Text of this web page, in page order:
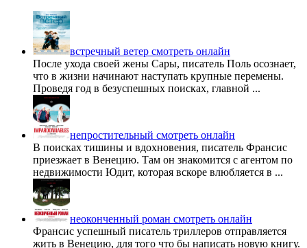
встречный ветер смотреть онлайн
После ухода своей жены Сары, писатель Поль осознает,
что в жизни начинают наступать крупные перемены.
Проведя год в безуспешных поисках, главной ...
непростительный смотреть онлайн
В поисках тишины и вдохновения, писатель Франсис
приезжает в Венецию. Там он знакомится с агентом по
недвижимости Юдит, которая вскоре влюбляется в ...
неоконченный роман смотреть онлайн
Франсис успешный писатель триллеров отправляется
жить в Венецию, для того что бы написать новую книгу.